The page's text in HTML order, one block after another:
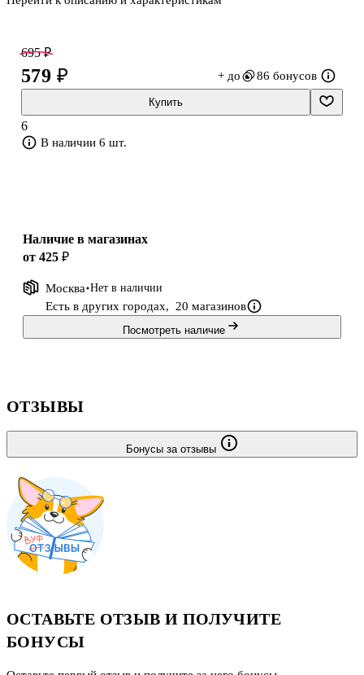
находить нужную тему.
695 ₽
579 ₽ + до 86 бонусов
Купить
6
В наличии 6 шт.
Наличие в магазинах
от 425 ₽
Москва Нет в наличии
Есть в других городах, 20 магазинов
Посмотреть наличие
ОТЗЫВЫ
Бонусы за отзывы
ОСТАВЬТЕ ОТЗЫВ И ПОЛУЧИТЕ
БОНУСЫ